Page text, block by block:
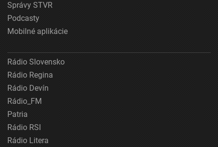
Správy STVR
Podcasty
Mobilné aplikácie
Rádio Slovensko
Rádio Regina
Rádio Devín
Rádio_FM
Patria
Rádio RSI
Rádio Litera